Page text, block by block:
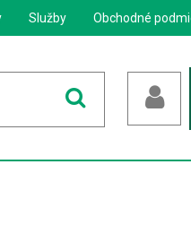
Služby Obchodné